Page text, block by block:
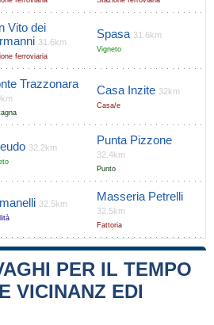
Vito dei
31.6km
ferroviaria
Spasa 31.6km
Vigneto
Trazzonara Casa Inzite 32km
Casa/e
32.2km
Punta Pizzone
32.4km
Punto
32.5km
Masseria Petrelli
32.5km
Fattoria
PER IL TEMPO
VICINANZ EDI